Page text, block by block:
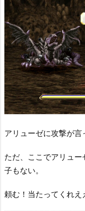
アリューゼに攻撃が
ただ、ここでアリュ
子もない。
頼む！当たってくれえ